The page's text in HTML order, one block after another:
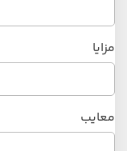
مزایا
معایب